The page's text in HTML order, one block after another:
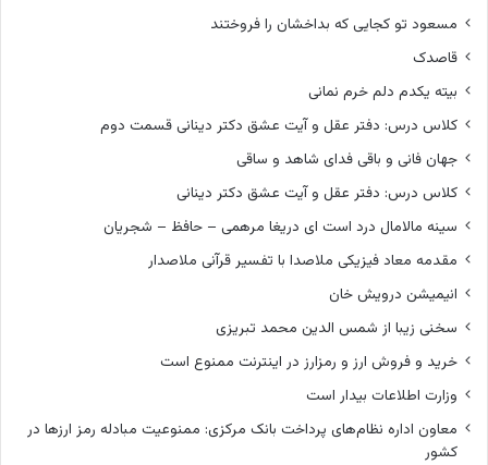
مسعود تو کجایی که بداخشان را فروختند
قاصدک
بیته یکدم دلم خرم نمانی
کلاس درس: دفتر عقل و آیت عشق دکتر دینانی قسمت دوم
جهان فانی و باقی فدای شاهد و ساقی
کلاس درس: دفتر عقل و آیت عشق دکتر دینانی
سینه مالامال درد است ای دریغا مرهمی – حافظ – شجریان
مقدمه معاد فیزیکی ملاصدا با تفسیر قرآنی ملاصدار
انیمیشن درویش خان
سخنی زیبا از شمس الدین محمد تبریزی
خرید و فروش ارز و رمزارز در اینترنت ممنوع است
وزارت اطلاعات بیدار است
معاون اداره نظام‌های پرداخت بانک مرکزی: ممنوعیت مبادله رمز ارزها در
کشور